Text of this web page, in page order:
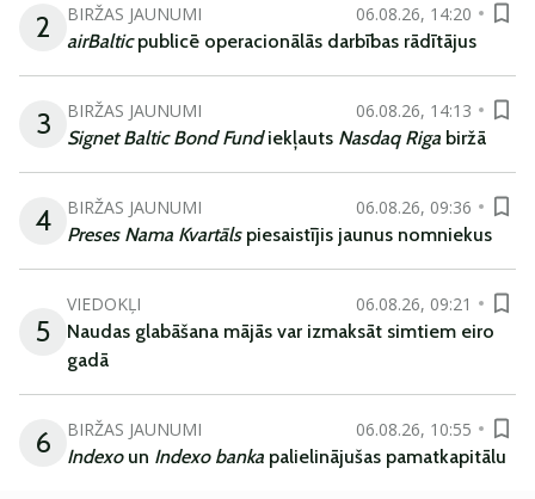
2 BIRŽAS JAUNUMI
06.08.26, 14:20
airBalticpublicē operacionālās darbības rādītājus
3 BIRŽAS JAUNUMI
06.08.26, 14:13
Signet Baltic Bond Fundiekļauts Nasdaq Riga biržā
4 BIRŽAS JAUNUMI
06.08.26, 09:36
Preses Nama Kvartāls piesaistījis jaunus nomniekus
5
VIEDOKĻI
06.08.26, 09:21
Naudas glabāšana mājās var izmaksāt simtiem eiro
gadā
6 BIRŽAS JAUNUMI
06.08.26, 10:55
Indexoun Indexo banka palielinājušas pamatkapitālu